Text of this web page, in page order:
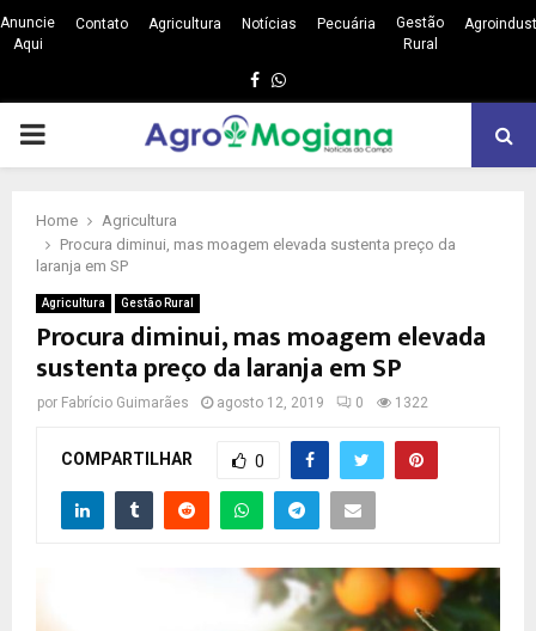
Anuncie
Aqui
Contato Agricultura Notícias Pecuária
Gestão
Rural
Facebook
Whatsapp
PRIMARY
Home
Agricultura
Procura diminui, mas moagem elevada sustenta preço da
laranja em SP
Agricultura Gestão Rural
Procura diminui, mas moagem elevada
sustenta preço da laranja em SP
por Fabrício Guimarães agosto 12, 2019 0 1322
COMPARTILHAR 0